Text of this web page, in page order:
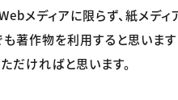
メディアに限らず、紙メデ
著作物を利用すると思います
だければと思います。